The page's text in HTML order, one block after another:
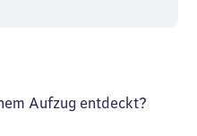
Aufzug entdeckt?